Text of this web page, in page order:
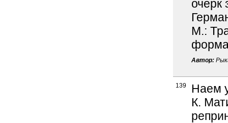
очерк
М.:
Автор:
139
Наем
К.